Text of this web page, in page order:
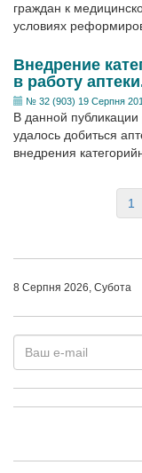
граждан к
условиях
Внедрение
в работу
№ 32 (903) 19 Серпня
В данной публикации
удалось добиться
внедрения
1
8 Серпня 2026, Субота